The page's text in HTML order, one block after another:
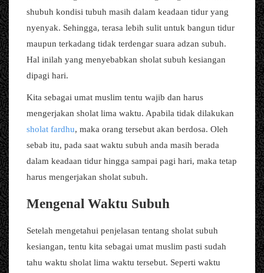
shubuh kondisi tubuh masih dalam keadaan tidur yang
nyenyak. Sehingga, terasa lebih sulit untuk bangun tidur
maupun terkadang tidak terdengar suara adzan subuh.
Hal inilah yang menyebabkan sholat subuh kesiangan
dipagi hari.
Kita sebagai umat muslim tentu wajib dan harus
mengerjakan sholat lima waktu. Apabila tidak dilakukan
sholat fardhu, maka orang tersebut akan berdosa. Oleh
sebab itu, pada saat waktu subuh anda masih berada
dalam keadaan tidur hingga sampai pagi hari, maka tetap
harus mengerjakan sholat subuh.
Mengenal Waktu Subuh
Setelah mengetahui penjelasan tentang sholat subuh
kesiangan, tentu kita sebagai umat muslim pasti sudah
tahu waktu sholat lima waktu tersebut. Seperti waktu